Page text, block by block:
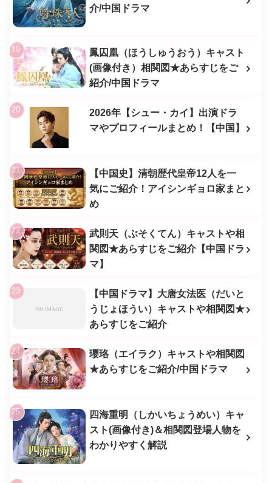
介/中国ドラマ
鳳囚凰（ほうしゅうおう）キャスト
(画像付き）相関図★あらすじをご
紹介/中国ドラマ
2026年【シュー・カイ】出演ドラ
マやプロフィールまとめ！【中国】
【中国史】清朝歴代皇帝12人を一
気にご紹介！アイシンギョロ家まと
め
武則天（ぶそくてん）キャストや相
関図★あらすじをご紹介【中国ドラ
マ】
【中国ドラマ】大唐女法医（だいと
うじょほうい）キャストや相関図★
あらすじをご紹介
瓔珞（エイラク）キャストや相関図
★あらすじをご紹介/中国ドラマ
四海重明（しかいちょうめい）キャ
スト(画像付き)＆相関図登場人物を
わかりやすく解説